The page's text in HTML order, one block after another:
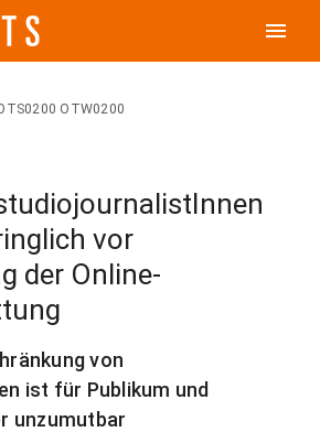
menu
OTW0200
vor
der Online-
von
ist für Publikum und
unzumutbar